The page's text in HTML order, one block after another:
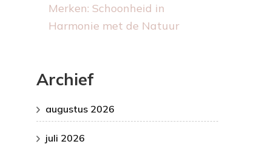
Merken: Schoonheid in
Harmonie met de Natuur
Archief
augustus 2026
juli 2026